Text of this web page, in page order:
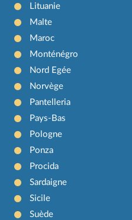
Lituanie
Malte
Maroc
Monténégro
Nord Egée
Norvège
Pantelleria
Pays-Bas
Pologne
Ponza
Procida
Sardaigne
Sicile
Suède